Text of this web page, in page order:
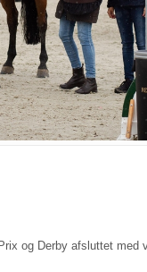
og Derby afsluttet med